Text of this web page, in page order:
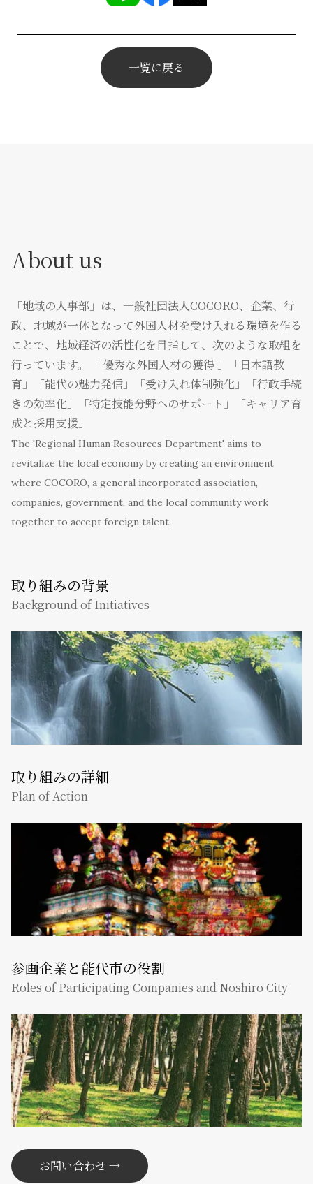
一覧に戻る
About us
「地域の人事部」は、一般社団法人COCORO、企業、行
政、地域が一体となって外国人材を受け入れる環境を作る
ことで、地域経済の活性化を目指して、次のような取組を
行っています。 「優秀な外国人材の獲得 」「日本語教
育」「能代の魅力発信」「受け入れ体制強化」「行政手続
きの効率化」「特定技能分野へのサポート」「キャリア育
成と採用支援」
The 'Regional Human Resources Department' aims to
revitalize the local economy by creating an environment
where COCORO, a general incorporated association,
companies, government, and the local community work
together to accept foreign talent.
取り組みの背景
Background of Initiatives
取り組みの詳細
Plan of Action
参画企業と能代市の役割
Roles of Participating Companies and Noshiro City
お問い合わせ →